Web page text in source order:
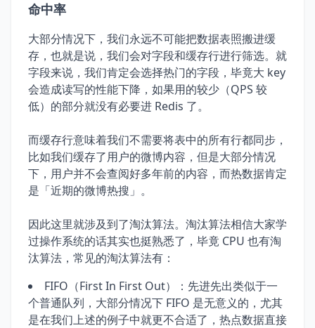
命中率
大部分情况下，我们永远不可能把数据表照搬进缓
存，也就是说，我们会对字段和缓存行进行筛选。就
字段来说，我们肯定会选择热门的字段，毕竟大 key
会造成读写的性能下降，如果用的较少（QPS 较
低）的部分就没有必要进 Redis 了。
而缓存行意味着我们不需要将表中的所有行都同步，
比如我们缓存了用户的微博内容，但是大部分情况
下，用户并不会查阅好多年前的内容，而热数据肯定
是「近期的微博热搜」。
因此这里就涉及到了淘汰算法。淘汰算法相信大家学
过操作系统的话其实也挺熟悉了，毕竟 CPU 也有淘
汰算法，常见的淘汰算法有：
FIFO（First In First Out）：先进先出类似于一
个普通队列，大部分情况下 FIFO 是无意义的，尤其
是在我们上述的例子中就更不合适了，热点数据直接